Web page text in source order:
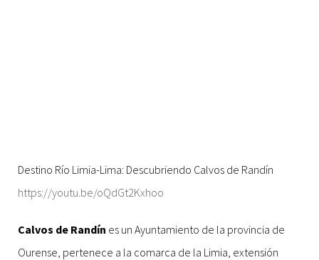
Destino Río Limia-Lima: Descubriendo Calvos de Randín
https://youtu.be/oQdGt2Kxhoo
Calvos de Randín es un Ayuntamiento de la provincia de
Ourense, pertenece a la comarca de la Limia, extensión